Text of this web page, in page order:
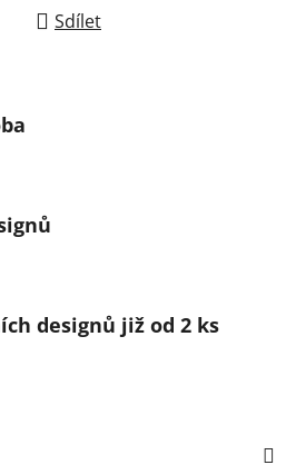
Sdílet
designů již od 2 ks